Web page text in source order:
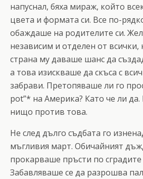
напуснал, бяха мираж, който
цвета и формата си. Все по-
обаждаше на родителите си.
независим и отделен от всички,
страна му даваше шанс да
а това изискваше да скъса с
забрави. Претопяваше ли го
pot”* на Америка? Като че ли
нищо против това.
Не след дълго съдбата го
мъгливия март. Обичайният
прокарваше пръсти по
Забавляваше се да разрошва